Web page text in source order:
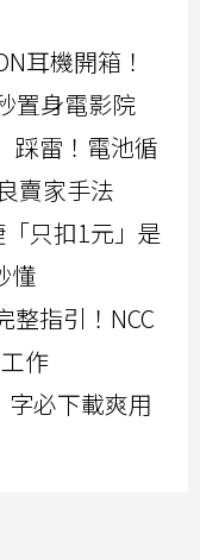
耳機開箱！
置身電影院
踩雷！電池循
賣家手法
只扣1元」是
懂
整指引！NCC
作
字必下載爽用